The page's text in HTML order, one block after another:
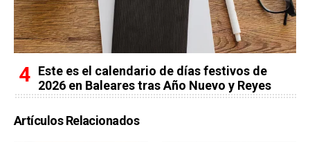
Este es el calendario de días festivos de
2026 en Baleares tras Año Nuevo y Reyes
Artículos Relacionados